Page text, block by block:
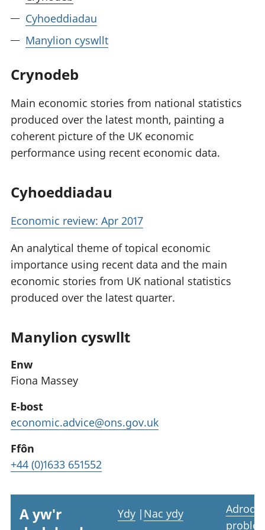
Cyhoeddiadau
Manylion cyswllt
Crynodeb
Main economic stories from national statistics
produced over the latest month, painting a
coherent picture of the UK economic
performance using recent economic data.
Cyhoeddiadau
Economic review: Apr 2017
An analytical theme of topical economic
importance using recent data and the main
economic stories from UK national statistics
produced over the latest quarter.
Manylion cyswllt
Enw
Fiona Massey
E-bost
economic.advice@ons.gov.uk
Ffôn
+44 (0)1633 651552
A yw'r
Ydy | Nac ydy
Adrodd